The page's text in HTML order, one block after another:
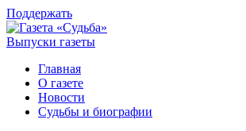
Поддержать
Выпуски газеты
Главная
О газете
Новости
Судьбы и биографии